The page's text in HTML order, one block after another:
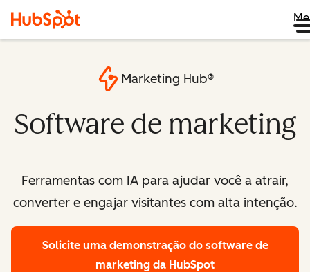
Marketing Hub®
Software de marketing
Ferramentas com IA para ajudar você a atrair,
converter e engajar visitantes com alta intenção.
Solicite uma demonstração do software de
marketing da HubSpot